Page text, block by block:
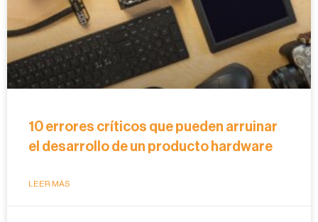
10 errores críticos que pueden arruinar
el desarrollo de un producto hardware
LEER MÁS